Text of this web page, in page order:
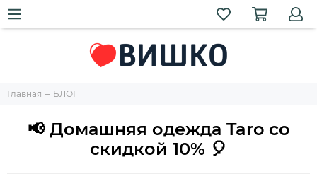
Главная БЛОГ
📢 Домашняя одежда Taro со
скидкой 10% 🎈